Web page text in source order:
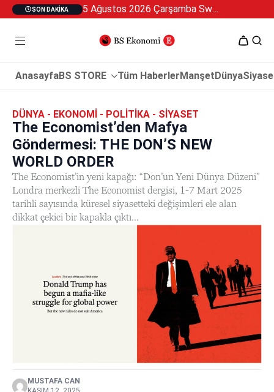
SON DAKIKA 5 Ağustos 2026 Çarşamba Swan Özel 2
AnasayfaBS STORE Tüm HaberlerManşetDünya
DÜNYA - EKONOMI - POLITIKA - SIYASET
The Economist’den Mafya
Göndermesi: THE DON’S NEW
WORLD ORDER
The Economist’in yeni kapağı: “Don’un Yeni Dünya Düzeni”
Londra merkezli The Economist dergisi, 1-7 Mart 2025
tarihli sayısında küresel siyasetteki değişimleri ele alan
dikkat çekici bir kapakla çıktı...
MUSTAFA CAN